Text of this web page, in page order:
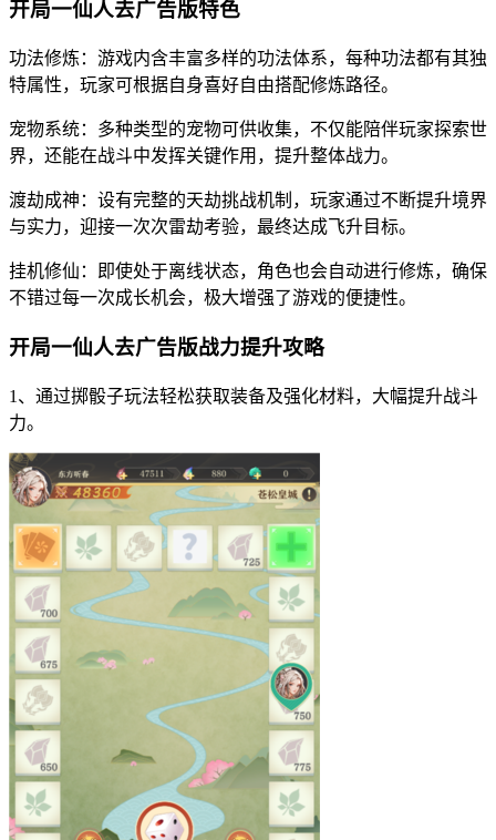
开局一仙人去广告版特色
功法修炼：游戏内含丰富多样的功法体系，每种功法都有其独
特属性，玩家可根据自身喜好自由搭配修炼路径。
宠物系统：多种类型的宠物可供收集，不仅能陪伴玩家探索世
界，还能在战斗中发挥关键作用，提升整体战力。
渡劫成神：设有完整的天劫挑战机制，玩家通过不断提升境界
与实力，迎接一次次雷劫考验，最终达成飞升目标。
挂机修仙：即使处于离线状态，角色也会自动进行修炼，确保
不错过每一次成长机会，极大增强了游戏的便捷性。
开局一仙人去广告版战力提升攻略
1、通过掷骰子玩法轻松获取装备及强化材料，大幅提升战斗
力。